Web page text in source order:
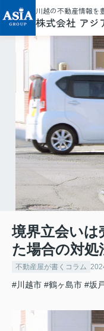
川越の不動産情報を
株式会社 アジ
境界立会いは
た場合の対処
不動産屋が書くコラム
#川越市 #鶴ヶ島市 #坂